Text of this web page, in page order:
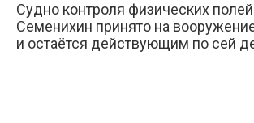
Судно контроля физических
Семенихин принято на
и остаётся действующим по сей